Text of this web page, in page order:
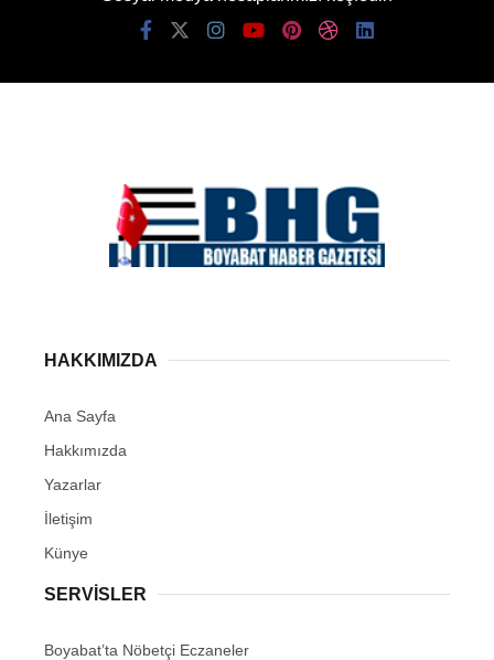
HAKKIMIZDA
Ana Sayfa
Hakkımızda
Yazarlar
İletişim
Künye
SERVISLER
Boyabat’ta Nöbetçi Eczaneler